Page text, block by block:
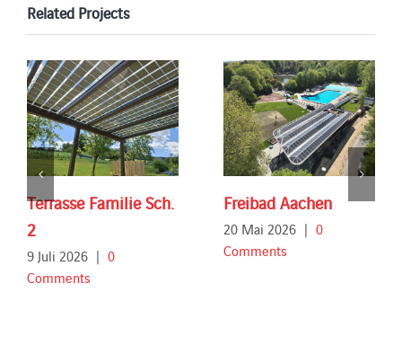
Related Projects
Terrasse Familie Sch.
2
9 Juli 2026 | 0
Comments
Freibad Aachen
20 Mai 2026 | 0
Comments